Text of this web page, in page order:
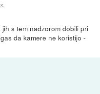
s tem nadzorom dobili pri
da kamere ne koristijo -